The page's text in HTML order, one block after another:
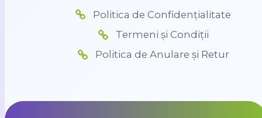
Politica de Confidențialitate
Termeni și Condiții
Politica de Anulare și Retur